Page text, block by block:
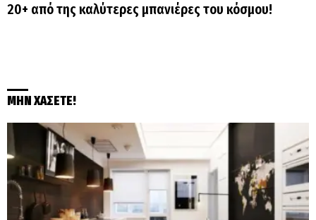
20+ από της καλύτερες μπανιέρες του κόσμου!
ΜΗΝ ΧΑΣΕΤΕ!